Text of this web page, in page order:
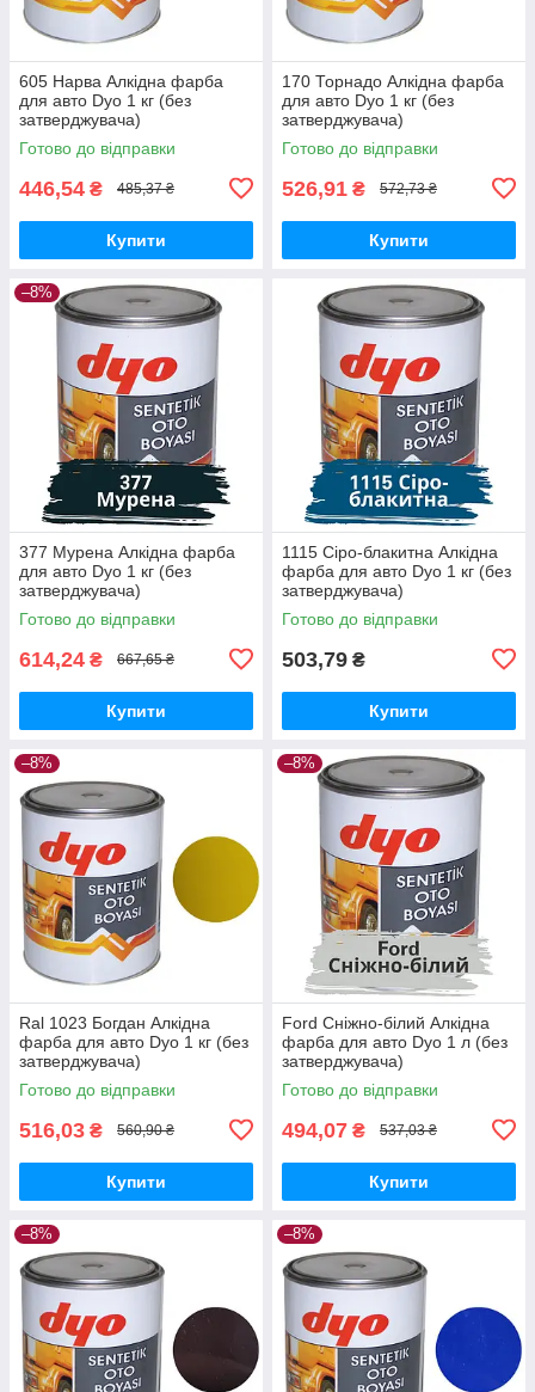
605 Нарва Алкідна фарба
для авто Dyo 1 кг (без
затверджувача)
Готово до відправки
446,54 ₴ 485,37 ₴
Купити
170 Торнадо Алкідна фарба
для авто Dyo 1 кг (без
затверджувача)
Готово до відправки
526,91 ₴ 572,73 ₴
Купити
–8%
377 Мурена Алкідна фарба
для авто Dyo 1 кг (без
затверджувача)
Готово до відправки
614,24 ₴ 667,65 ₴
Купити
1115 Сіро-блакитна Алкідна
фарба для авто Dyo 1 кг (без
затверджувача)
Готово до відправки
503,79 ₴
Купити
–8%
Ral 1023 Богдан Алкідна
фарба для авто Dyo 1 кг (без
затверджувача)
Готово до відправки
516,03 ₴ 560,90 ₴
Купити
–8%
Ford Сніжно-білий Алкідна
фарба для авто Dyo 1 л (без
затверджувача)
Готово до відправки
494,07 ₴ 537,03 ₴
Купити
–8% –8%